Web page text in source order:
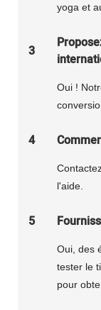
yoga et
3
Oui !
4
l'aide.
5
Oui, des
tester le
pour